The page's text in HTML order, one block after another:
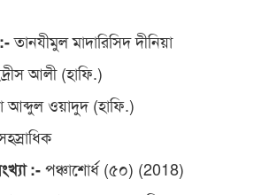
:-তানযীমুল মাদারিসিদ দীনিয়া
আলী (হাফি.)
আব্দুল ওয়াদুদ (হাফি.)
:-পঞ্চাশোর্ধ (৫০) (2018)